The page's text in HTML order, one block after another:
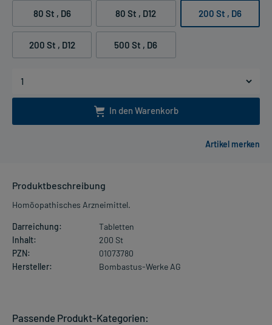
80 St , D6 80 St , D12 200 St , D6
200 St , D12 500 St , D6
In den Warenkorb
Produktbeschreibung
Homöopathisches Arzneimittel.
Darreichung:
Tabletten
Inhalt:
200 St
PZN:
01073780
Hersteller:
Bombastus-Werke AG
Passende Produkt-Kategorien: